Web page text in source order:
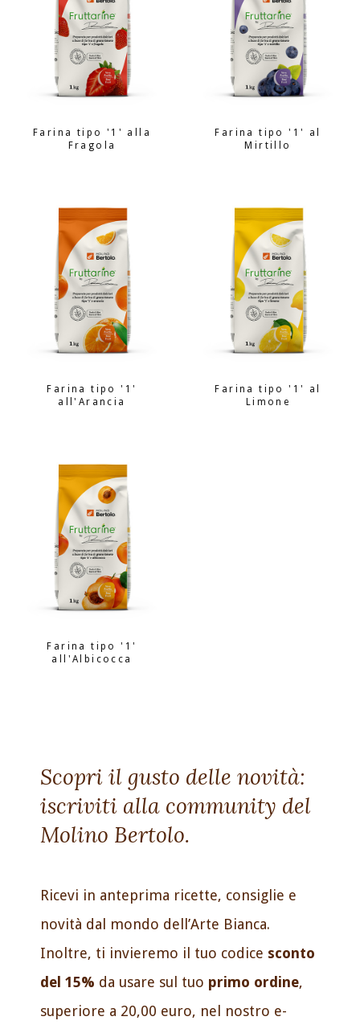
Farina tipo '1' alla
Fragola
Farina tipo '1' al
Mirtillo
Farina tipo '1'
all'Arancia
Farina tipo '1' al
Limone
Farina tipo '1'
all'Albicocca
Scopri il gusto delle novità:
iscriviti alla community del
Molino Bertolo.
Ricevi in anteprima ricette, consiglie e
novità dal mondo dell’Arte Bianca.
Inoltre, ti invieremo il tuo codice sconto
del 15% da usare sul tuo primo ordine,
superiore a 20,00 euro, nel nostro e-